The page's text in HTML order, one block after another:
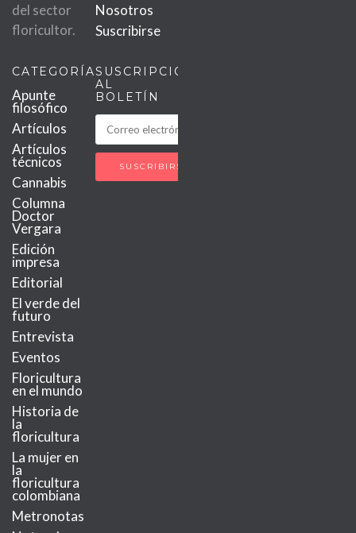
del sector
floricultor.
Nosotros
Suscribirse
CATEGORÍAS
Apunte
filosófico
Artículos
Artículos
técnicos
Cannabis
Columna
Doctor
Vergara
Edición
impresa
Editorial
El verde del
futuro
Entrevista
Eventos
Floricultura
en el mundo
Historia de
la
floricultura
La mujer en
la
floricultura
colombiana
Metronotas
SUSCRIPCIÓN
AL
BOLETÍN